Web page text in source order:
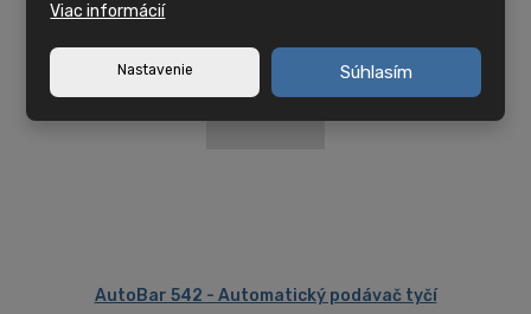
AutoBar 542 - Automatický podávač tyčí
Viac informácií
Nastavenie Súhlasím